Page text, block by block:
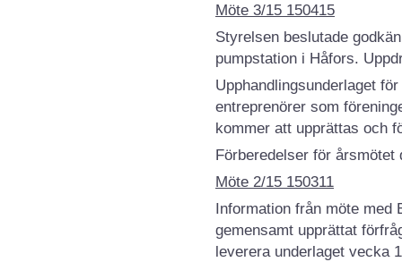
Möte 3/15 150415
Styrelsen beslutade
pumpstation i Håfors.
Upphandlingsunderlaget
entreprenörer som
kommer att upprättas och
Förberedelser för årsmötet
Möte 2/15 150311
Information från möte
gemensamt upprättat
leverera underlaget vecka